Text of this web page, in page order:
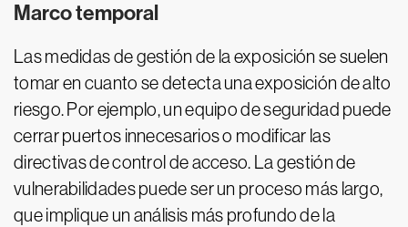
Marco temporal
Las medidas de gestión de la exposición se suelen
tomar en cuanto se detecta una exposición de alto
riesgo. Por ejemplo, un equipo de seguridad puede
cerrar puertos innecesarios o modificar las
directivas de control de acceso. La gestión de
vulnerabilidades puede ser un proceso más largo,
que implique un análisis más profundo de la